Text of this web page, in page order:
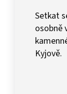
Setkat
osobně
Kyjově.